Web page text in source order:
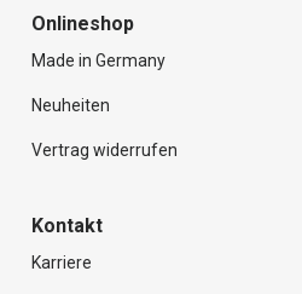
Onlineshop
Made in Germany
Neuheiten
Vertrag widerrufen
Kontakt
Karriere